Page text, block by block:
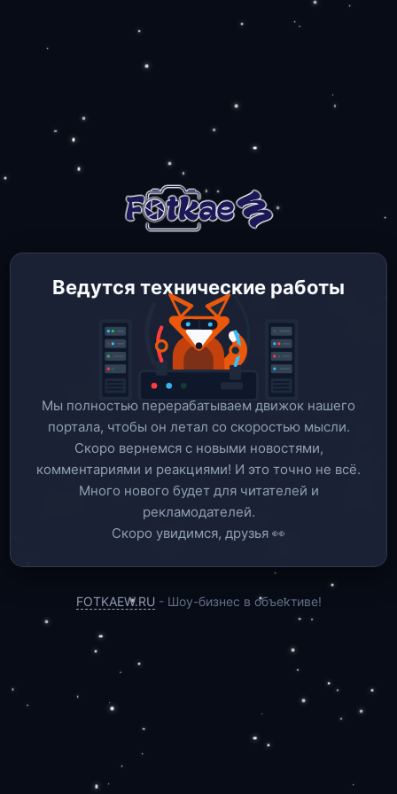
Ведутся технические работы
Мы полностью перерабатываем движок нашего
портала, чтобы он летал со скоростью мысли.
Скоро вернемся c новыми новостями,
комментариями и реакциями! И это точно не всё.
Много нового будет для читателей и
рекламодателей.
Скоро увидимся, друзья 👀
FOTKAEW.RU - Шоу-бизнес в объективе!